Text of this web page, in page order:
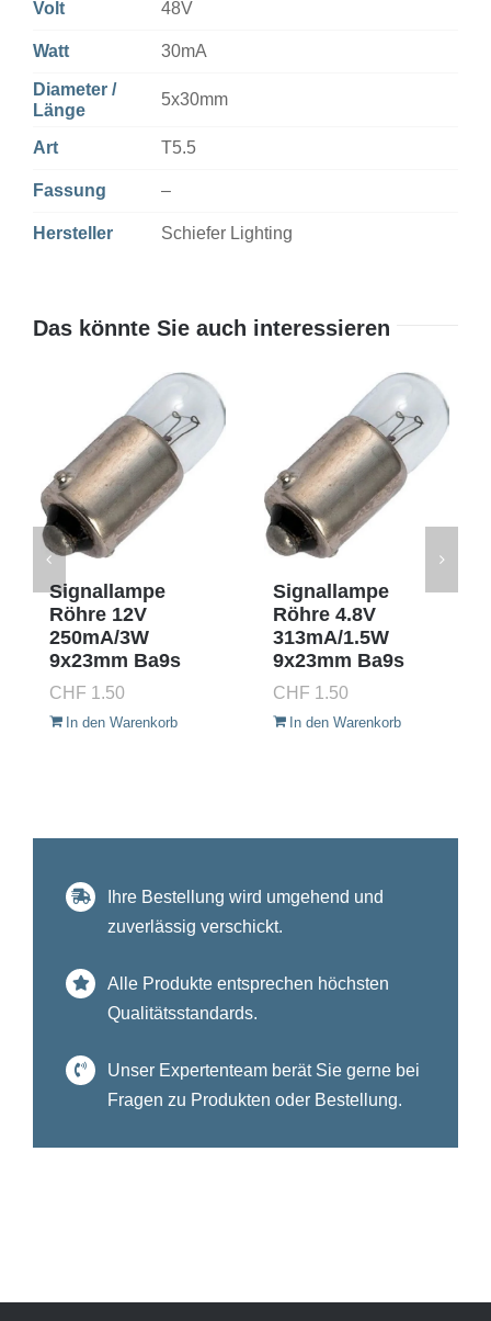
Volt 48V
Watt 30mA
Diameter /
Länge
5x30mm
Art T5.5
Fassung –
Hersteller Schiefer Lighting
Das könnte Sie auch interessieren
Signallampe
Röhre 12V
250mA/3W
9x23mm Ba9s
CHF 1.50
In den Warenkorb
Signallampe
Röhre 4.8V
313mA/1.5W
9x23mm Ba9s
CHF 1.50
In den Warenkorb
Ihre Bestellung wird umgehend und
zuverlässig verschickt.
Alle Produkte entsprechen höchsten
Qualitätsstandards.
Unser Expertenteam berät Sie gerne bei
Fragen zu Produkten oder Bestellung.